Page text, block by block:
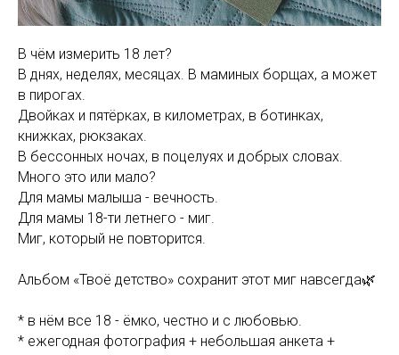
В чём измерить 18 лет?
В днях, неделях, месяцах. В маминых борщах, а может
в пирогах.
Двойках и пятёрках, в километрах, в ботинках,
книжках, рюкзаках.
В бессонных ночах, в поцелуях и добрых словах.
Много это или мало?
Для мамы малыша - вечность.
Для мамы 18-ти летнего - миг.
Миг, который не повторится.
Альбом «Твоё детство» сохранит этот миг навсегда🌿
* в нём все 18 - ёмко, честно и с любовью.
* ежегодная фотография + небольшая анкета +